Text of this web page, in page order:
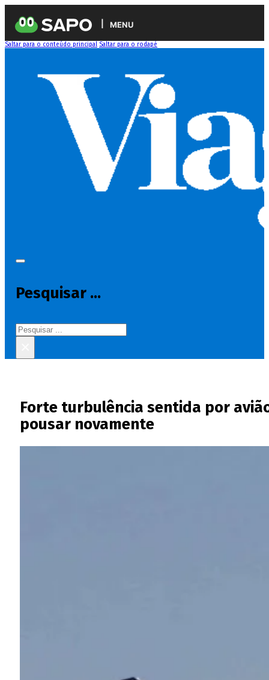
MENU
Saltar para o conteúdo principal Saltar para o rodapé
Pesquisar ...
Pesquisar
Forte turbulência sentida por
pousar novamente